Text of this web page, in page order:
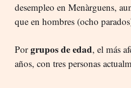
desempleo en Menàrguens,
que en hombres (ocho
Porgrupos de edad, el más
años, con tres personas